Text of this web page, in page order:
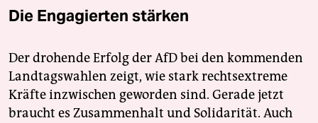
Die Engagierten stärken
Der drohende Erfolg der AfD bei den kommenden
Landtagswahlen zeigt, wie stark rechtsextreme
Kräfte inzwischen geworden sind. Gerade jetzt
braucht es Zusammenhalt und Solidarität. Auch